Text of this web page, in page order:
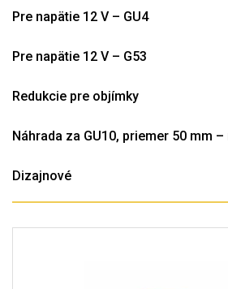
Pre napätie 12 V – GU4
Pre napätie 12 V – G53
Redukcie pre objímky
Náhrada za GU10, priemer 50 mm –
Dizajnové